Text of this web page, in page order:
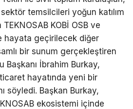
temsilcileri yoğun katılım
KOBİ OSB ve
hayata geçirilecek diğer
bir sunum gerçekleştiren
Başkanı İbrahim Burkay,
hayatında yeni bir
söyledi. Başkan Burkay,
ekosistemi içinde